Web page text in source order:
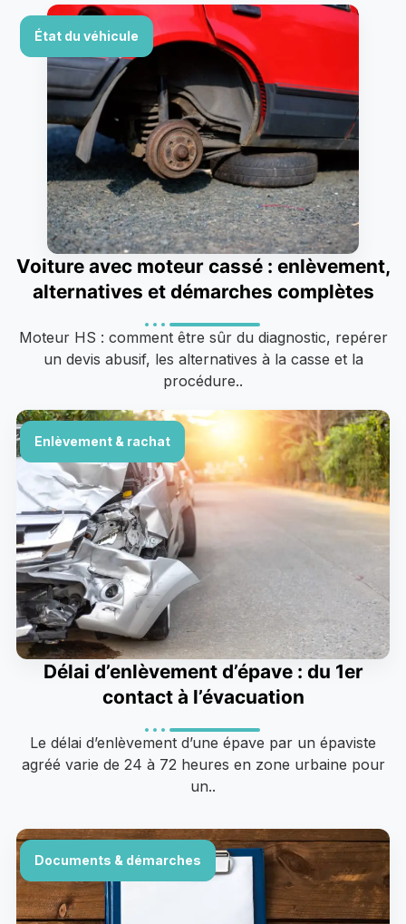
État du véhicule
Voiture avec moteur cassé : enlèvement,
alternatives et démarches complètes
Moteur HS : comment être sûr du diagnostic, repérer
un devis abusif, les alternatives à la casse et la
procédure..
Enlèvement & rachat
Délai d’enlèvement d’épave : du 1er
contact à l’évacuation
Le délai d’enlèvement d’une épave par un épaviste
agréé varie de 24 à 72 heures en zone urbaine pour
un..
Documents & démarches